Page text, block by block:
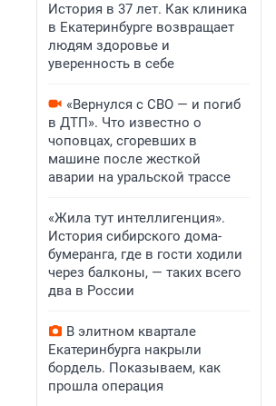
История в 37 лет. Как клиника
в Екатеринбурге возвращает
людям здоровье и
уверенность в себе
«Вернулся с СВО — и погиб
в ДТП». Что известно о
чоповцах, сгоревших в
машине после жесткой
аварии на уральской трассе
«Жила тут интеллигенция».
История сибирского дома-
бумеранга, где в гости ходили
через балконы, — таких всего
два в России
В элитном квартале
Екатеринбурга накрыли
бордель. Показываем, как
прошла операция